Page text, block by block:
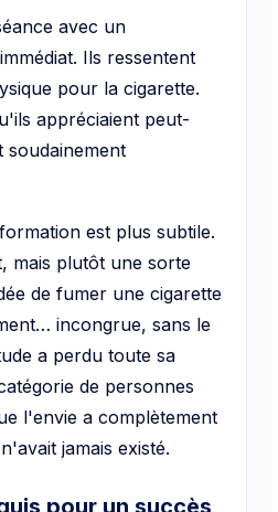
avec un
Ils ressentent
pour la cigarette.
appréciaient peut-
soudainement
est plus subtile.
mais plutôt une sorte
de fumer une cigarette
incongrue, sans le
a perdu toute sa
de personnes
l'envie a complètement
jamais existé.
pour un succès